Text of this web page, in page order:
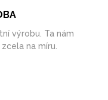
výrobu. Ta nám
na míru.